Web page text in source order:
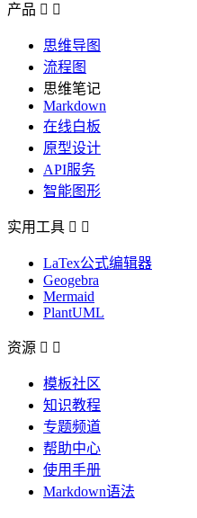
产品  
思维导图
流程图
思维笔记
Markdown
在线白板
原型设计
API服务
智能图形
实用工具  
LaTex公式编辑器
Geogebra
Mermaid
PlantUML
资源  
模板社区
知识教程
专题频道
帮助中心
使用手册
Markdown语法